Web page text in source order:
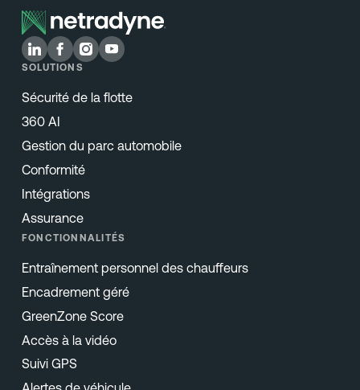
SOLUTIONS
Sécurité de la flotte
360 AI
Gestion du parc automobile
Conformité
Intégrations
Assurance
FONCTIONNALITÉS
Entraînement personnel des chauffeurs
Encadrement géré
GreenZone Score
Accès à la vidéo
Suivi GPS